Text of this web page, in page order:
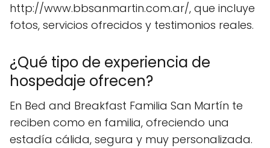
http://www.bbsanmartin.com.ar/, que incluye
fotos, servicios ofrecidos y testimonios reales.
¿Qué tipo de experiencia de
hospedaje ofrecen?
En Bed and Breakfast Familia San Martín te
reciben como en familia, ofreciendo una
estadía cálida, segura y muy personalizada.